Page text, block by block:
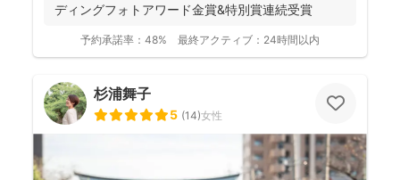
ディングフォトアワード金賞&特別賞連続受賞
予約承諾率： 48% 最終アクティブ： 24時間以内
杉浦舞子
5 (14)女性